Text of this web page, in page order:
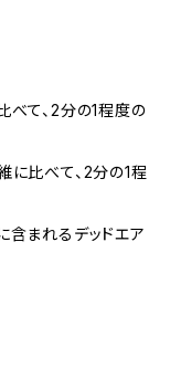
て、2分の1程度の
比べて、2分の1程
まれるデッドエア